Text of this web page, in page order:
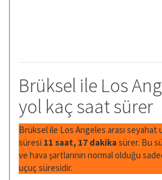
Brüksel ile Los
yol kaç saat sürer
Brüksel ile Los Angeles arası seyahat
süresi 11 saat, 17 dakikasürer. Bu
ve hava şartlarının normal olduğu
uçuç süresidir.